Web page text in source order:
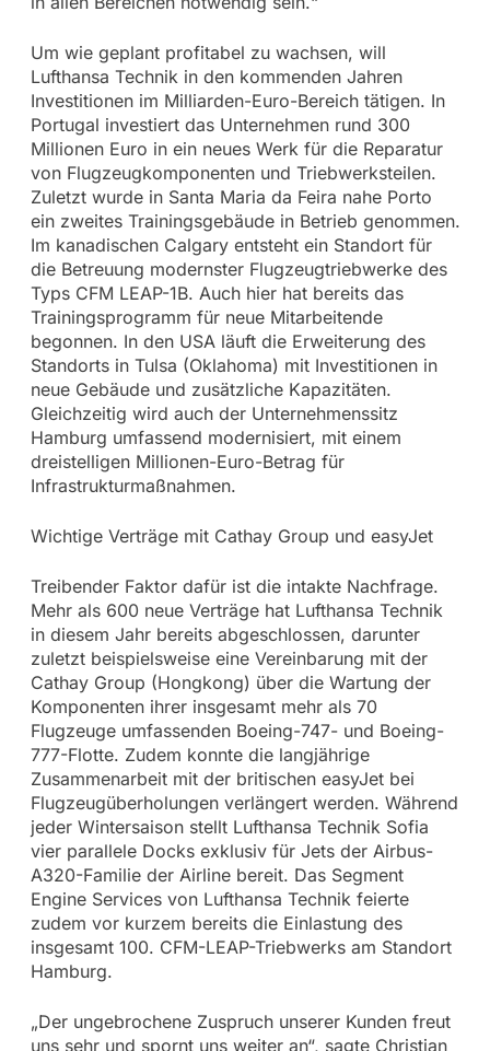
Um wie geplant profitabel zu wachsen, will
Lufthansa Technik in den kommenden Jahren
Investitionen im Milliarden-Euro-Bereich tätigen. In
Portugal investiert das Unternehmen rund 300
Millionen Euro in ein neues Werk für die Reparatur
von Flugzeugkomponenten und Triebwerksteilen.
Zuletzt wurde in Santa Maria da Feira nahe Porto
ein zweites Trainingsgebäude in Betrieb genommen.
Im kanadischen Calgary entsteht ein Standort für
die Betreuung modernster Flugzeugtriebwerke des
Typs CFM LEAP-1B. Auch hier hat bereits das
Trainingsprogramm für neue Mitarbeitende
begonnen. In den USA läuft die Erweiterung des
Standorts in Tulsa (Oklahoma) mit Investitionen in
neue Gebäude und zusätzliche Kapazitäten.
Gleichzeitig wird auch der Unternehmenssitz
Hamburg umfassend modernisiert, mit einem
dreistelligen Millionen-Euro-Betrag für
Infrastrukturmaßnahmen.
Wichtige Verträge mit Cathay Group und easyJet
Treibender Faktor dafür ist die intakte Nachfrage.
Mehr als 600 neue Verträge hat Lufthansa Technik
in diesem Jahr bereits abgeschlossen, darunter
zuletzt beispielsweise eine Vereinbarung mit der
Cathay Group (Hongkong) über die Wartung der
Komponenten ihrer insgesamt mehr als 70
Flugzeuge umfassenden Boeing-747- und Boeing-
777-Flotte. Zudem konnte die langjährige
Zusammenarbeit mit der britischen easyJet bei
Flugzeugüberholungen verlängert werden. Während
jeder Wintersaison stellt Lufthansa Technik Sofia
vier parallele Docks exklusiv für Jets der Airbus-
A320-Familie der Airline bereit. Das Segment
Engine Services von Lufthansa Technik feierte
zudem vor kurzem bereits die Einlastung des
insgesamt 100. CFM-LEAP-Triebwerks am Standort
Hamburg.
„Der ungebrochene Zuspruch unserer Kunden freut
uns sehr und spornt uns weiter an“, sagte Christian